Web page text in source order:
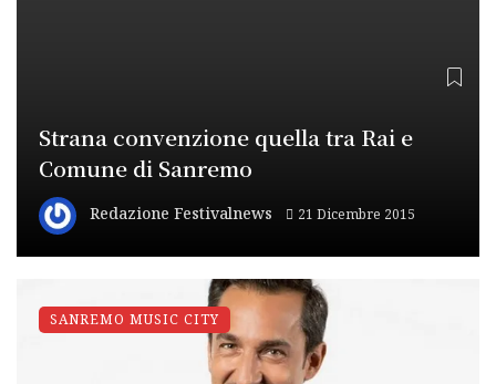
Strana convenzione quella tra Rai e
Comune di Sanremo
Redazione Festivalnews 21 Dicembre 2015
SANREMO MUSIC CITY